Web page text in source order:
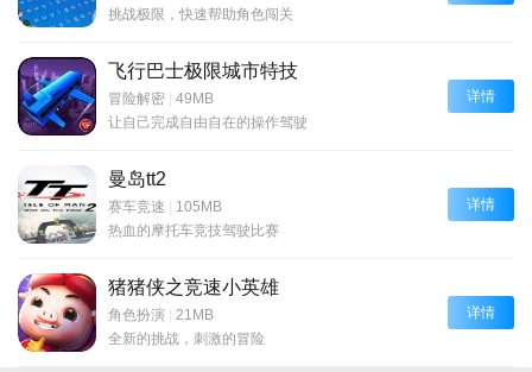
挑战极限，快速帮助角色闯关
飞行巴士极限城市特技
冒险解密 | 49MB
让自己完成自由自在的操作驾驶
详情
曼岛tt2
赛车竞速 | 105MB
热血的摩托车竞技驾驶比赛
详情
猪猪侠之竞速小英雄
角色扮演 | 21MB
全新的挑战，刺激的冒险
详情